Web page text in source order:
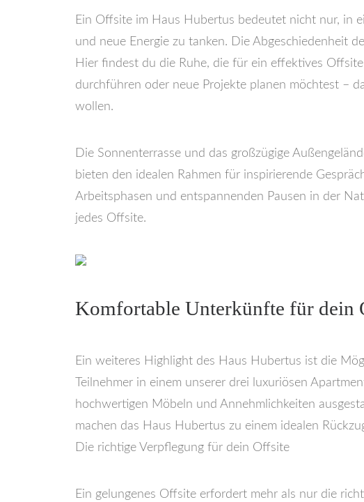
Ein Offsite im Haus Hubertus bedeutet nicht nur, in
und neue Energie zu tanken. Die Abgeschiedenheit
Hier findest du die Ruhe, die für ein effektives
durchführen oder neue Projekte planen möchtest –
wollen.
Die Sonnenterrasse und das großzügige
bieten den idealen Rahmen für inspirierende
Arbeitsphasen und entspannenden Pausen in der
jedes Offsite.
Komfortable Unterkünfte für dein
Ein weiteres Highlight des Haus Hubertus ist die
Teilnehmer in einem unserer drei luxuriösen
hochwertigen Möbeln und Annehmlichkeiten
machen das Haus Hubertus zu einem idealen
Die richtige Verpflegung für dein Offsite
Ein gelungenes Offsite erfordert mehr als nur die